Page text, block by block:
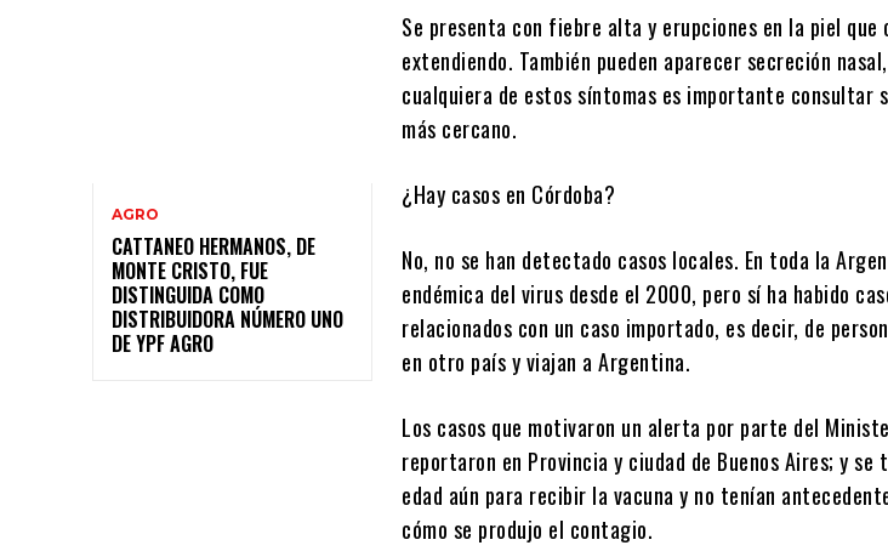
AGRO
CATTANEO HERMANOS, DE
MONTE CRISTO, FUE
DISTINGUIDA COMO
DISTRIBUIDORA NÚMERO UNO
DE YPF AGRO
Se presenta con fiebre alta y erupciones en la piel que
extendiendo. También pueden aparecer secreción
cualquiera de estos síntomas es importante consultar
más cercano.
¿Hay casos en Córdoba?
No, no se han detectado casos locales. En toda la
endémica del virus desde el 2000, pero sí ha habido
relacionados con un caso importado, es decir, de
en otro país y viajan a Argentina.
Los casos que motivaron un alerta por parte del
reportaron en Provincia y ciudad de Buenos Aires; y
edad aún para recibir la vacuna y no tenían
cómo se produjo el contagio.